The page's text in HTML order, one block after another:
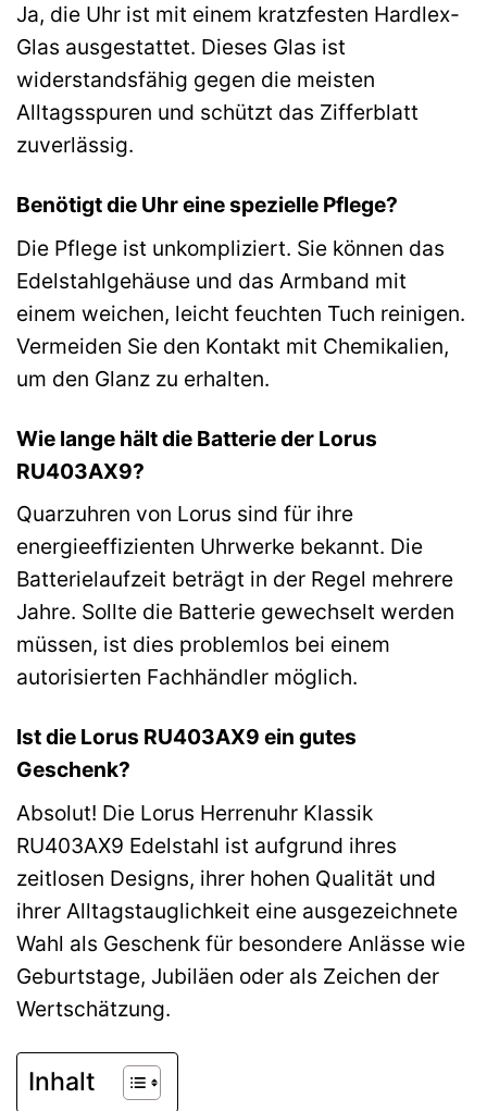
Ja, die Uhr ist mit einem kratzfesten Hardlex-
Glas ausgestattet. Dieses Glas ist
widerstandsfähig gegen die meisten
Alltagsspuren und schützt das Zifferblatt
zuverlässig.
Benötigt die Uhr eine spezielle Pflege?
Die Pflege ist unkompliziert. Sie können das
Edelstahlgehäuse und das Armband mit
einem weichen, leicht feuchten Tuch reinigen.
Vermeiden Sie den Kontakt mit Chemikalien,
um den Glanz zu erhalten.
Wie lange hält die Batterie der Lorus
RU403AX9?
Quarzuhren von Lorus sind für ihre
energieeffizienten Uhrwerke bekannt. Die
Batterielaufzeit beträgt in der Regel mehrere
Jahre. Sollte die Batterie gewechselt werden
müssen, ist dies problemlos bei einem
autorisierten Fachhändler möglich.
Ist die Lorus RU403AX9 ein gutes
Geschenk?
Absolut! Die Lorus Herrenuhr Klassik
RU403AX9 Edelstahl ist aufgrund ihres
zeitlosen Designs, ihrer hohen Qualität und
ihrer Alltagstauglichkeit eine ausgezeichnete
Wahl als Geschenk für besondere Anlässe wie
Geburtstage, Jubiläen oder als Zeichen der
Wertschätzung.
Inhalt